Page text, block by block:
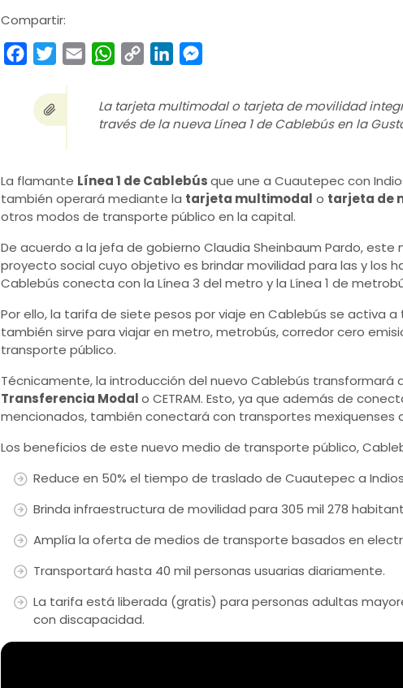
Compartir:
FacebookTwitterEmail WhatsApp
Copy
LinkedIn
La tarjeta multimodal o tarjeta de movilidad
través de la nueva Línea 1 de Cablebús en la
La flamante Línea 1 de Cablebúsque une a Cuautepec con
también operará mediante la tarjeta multimodal o tarjeta de
otros modos de transporte público en la capital.
De acuerdo a la jefa de gobierno Claudia Sheinbaum Pardo,
proyecto social cuyo objetivo es brindar movilidad para las y los
Cablebús conecta con la Línea 3 del metro y la Línea 1 de
Por ello, la tarifa de siete pesos por viaje en Cablebús se activa
también sirve para viajar en metro, metrobús, corredor cero
transporte público.
Técnicamente, la introducción del nuevo Cablebús transformará
Transferencia Modalo CETRAM. Esto, ya que además de
mencionados, también conectará con transportes mexiquenses
Los beneficios de este nuevo medio de transporte público,
Reduce en 50% el tiempo de traslado de Cuautepec a
Brinda infraestructura de movilidad para 305 mil 278
Amplía la oferta de medios de transporte basados en
Transportará hasta 40 mil personas usuarias diariamente.
La tarifa está liberada (gratis) para personas adultas
con discapacidad.